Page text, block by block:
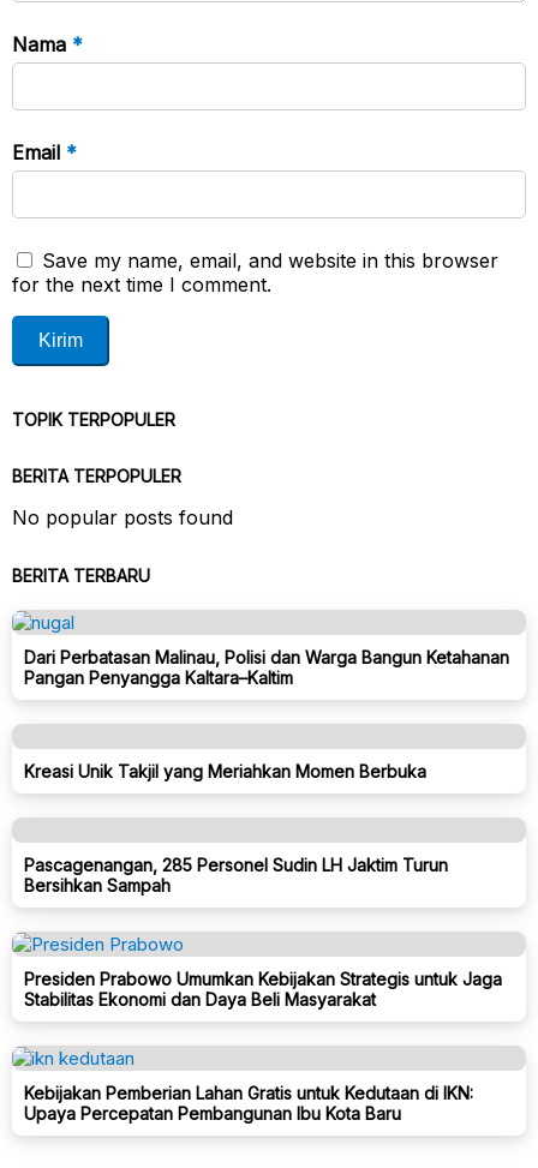
Nama *
Email *
Save my name, email, and website in this browser
for the next time I comment.
TOPIK TERPOPULER
BERITA TERPOPULER
No popular posts found
BERITA TERBARU
Dari Perbatasan Malinau, Polisi dan Warga Bangun Ketahanan
Pangan Penyangga Kaltara–Kaltim
Kreasi Unik Takjil yang Meriahkan Momen Berbuka
Pascagenangan, 285 Personel Sudin LH Jaktim Turun
Bersihkan Sampah
Presiden Prabowo Umumkan Kebijakan Strategis untuk Jaga
Stabilitas Ekonomi dan Daya Beli Masyarakat
Kebijakan Pemberian Lahan Gratis untuk Kedutaan di IKN:
Upaya Percepatan Pembangunan Ibu Kota Baru